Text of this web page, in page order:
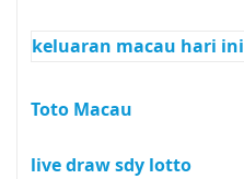
keluaran macau hari ini
Toto Macau
live draw sdy lotto